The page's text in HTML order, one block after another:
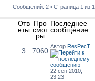
Сообщений: 2 • Страница 1 из 1
Отв
еты
Про
смот
ры
Последнее
сообщение
3 7060
Автор ResPecT
22 сен 2010,
23:23